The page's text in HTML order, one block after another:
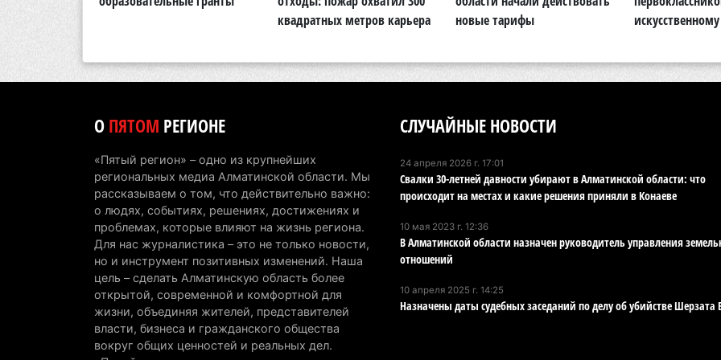
6
6
6
6
квадратных метров карьера
новые тарифы
ОПЯТОМ РЕГИОНЕ
«Пятый регион» – одно из крупнейших
региональных медиа Алматинской области. Мы
рассказываем о том, что действительно важно:
о людях, событиях, решениях, достижениях и
проблемах, которые влияют на жизнь региона.
Для нас журналистика – это не только новости,
но и инструмент позитивных изменений. Наша
цель – сделать Алматинскую область более
открытой, современной и комфортной для
жизни, объединяя жителей, представителей
власти, бизнеса и гражданского общества
вокруг общих ценностей и реальных дел.
СЛУЧАЙНЫЕ НОВОСТИ
24 апреля 2026 г. 17:01
Свалки 30-летней давности убирают в Алматинской области: что
происходит на местах и какие решения приняли в Конаеве
10 мая 2023 г. 12:36
В Алматинской области назначен руководитель управления
отношений
10 апреля 2025 г. 14:25
Назначены даты судебных заседаний по делу об убийстве Шерзата